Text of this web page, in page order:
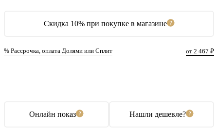
Скидка 10% при покупке в магазине
% Рассрочка, оплата Долями или Сплит от 2 467 ₽
Онлайн показ Нашли дешевле?